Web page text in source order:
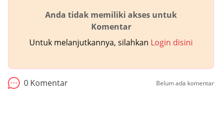
Anda tidak memiliki akses untuk
Komentar
Untuk melanjutkannya, silahkan Login disini
0 Komentar Belum ada komentar